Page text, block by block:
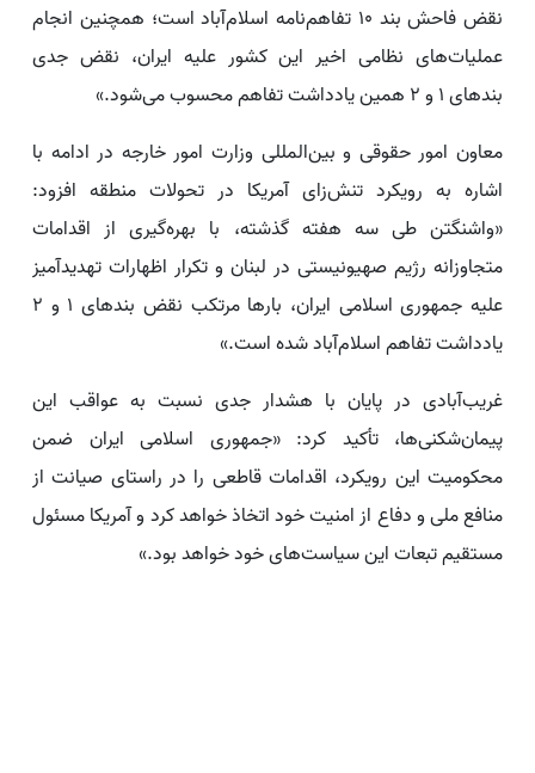
نقض فاحش بند ۱۰ تفاهم‌نامه اسلام‌آباد است؛ همچنین انجام
عملیات‌های نظامی اخیر این کشور علیه ایران، نقض جدی
بندهای ۱ و ۲ همین یادداشت تفاهم محسوب می‌شود.»
معاون امور حقوقی و بین‌المللی وزارت امور خارجه در ادامه با
اشاره به رویکرد تنش‌زای آمریکا در تحولات منطقه افزود:
«واشنگتن طی سه هفته گذشته، با بهره‌گیری از اقدامات
متجاوزانه رژیم صهیونیستی در لبنان و تکرار اظهارات تهدیدآمیز
علیه جمهوری اسلامی ایران، بارها مرتکب نقض بندهای ۱ و ۲
یادداشت تفاهم اسلام‌آباد شده است.»
غریب‌آبادی در پایان با هشدار جدی نسبت به عواقب این
پیمان‌شکنی‌ها، تأکید کرد: «جمهوری اسلامی ایران ضمن
محکومیت این رویکرد، اقدامات قاطعی را در راستای صیانت از
منافع ملی و دفاع از امنیت خود اتخاذ خواهد کرد و آمریکا مسئول
مستقیم تبعات این سیاست‌های خود خواهد بود.»